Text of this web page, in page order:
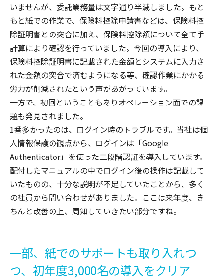
いませんが、委託業務量は文字通り半減しました。もと
もと紙での作業で、保険料控除申請書などは、保険料控
除証明書との突合に加え、保険料控除額について全て手
計算により確認を行っていました。今回の導入により、
保険料控除証明書に記載された金額とシステムに入力さ
れた金額の突合で済むようになる等、確認作業にかかる
労力が削減されたという声があがっています。
一方で、初回ということもありオペレーション面での課
題も発見されました。
1番多かったのは、ログイン時のトラブルです。当社は個
人情報保護の観点から、ログインは「Google
Authenticator」を使った二段階認証を導入しています。
配付したマニュアルの中でログイン後の操作は記載して
いたものの、十分な説明が不足していたことから、多く
の社員から問い合わせがありました。ここは来年度、き
ちんと改善の上、周知していきたい部分ですね。
一部、紙でのサポートも取り入れつ
つ、初年度3,000名の導入をクリア